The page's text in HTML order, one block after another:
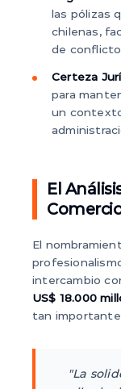
las pólizas
chilenas,
de
Certeza
para
un
El
El
intercambio
US$ 18.000
tan
"La